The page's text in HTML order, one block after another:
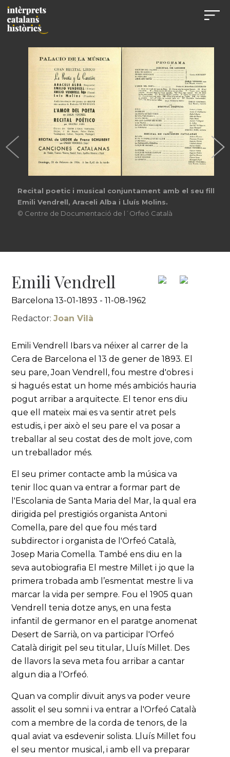
Recital poetic i musical conjuntament amb el seu fill
Emili Vendrell, Araceli Alba i Lluís Molins.
© Centre de Documentació de l´Orfeó Català
Emili Vendrell
Barcelona 13-01-1893 - 11-08-1962
Redactor:Joan Vilà
Emili Vendrell Ibars va néixer al carrer de la
Cera de Barcelona el 13 de gener de 1893. El
seu pare, Joan Vendrell, fou mestre d'obres i
si hagués estat un home més ambiciós hauria
pogut arribar a arquitecte. El tenor ens diu
que ell mateix mai es va sentir atret pels
estudis, i per això el seu pare el va posar a
treballar al seu costat des de molt jove, com
un treballador més.
El seu primer contacte amb la música va
tenir lloc quan va entrar a formar part de
l'Escolania de Santa Maria del Mar, la qual era
dirigida pel prestigiós organista Antoni
Comella, pare del que fou més tard
subdirector i organista de l'Orfeó Català,
Josep Maria Comella. També ens diu en la
seva autobiografia El mestre Millet i jo que la
primera trobada amb l’esmentat mestre li va
marcar la vida per sempre. Fou el 1905 quan
Vendrell tenia dotze anys, en una festa
infantil de germanor en el paratge anomenat
Desert de Sarrià, on va participar l'Orfeó
Català dirigit pel seu titular, Lluís Millet. Des
de llavors la seva meta fou arribar a cantar
algun dia a l'Orfeó.
Quan va complir divuit anys va poder veure
assolit el seu somni i va entrar a l'Orfeó Català
com a membre de la corda de tenors, de la
qual aviat va esdevenir solista. Lluís Millet fou
el seu mentor musical, i amb ell va preparar